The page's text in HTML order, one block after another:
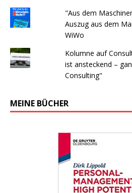
"Aus dem
Auszug aus dem
WiWo
Kolumne auf
ist ansteckend –
Consulting"
MEINE BÜCHER